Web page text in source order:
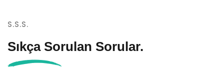
S.S.S.
Sıkça Sorulan Sorular.